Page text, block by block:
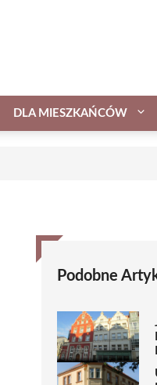
DLA MIESZKAŃCÓW
Podobne